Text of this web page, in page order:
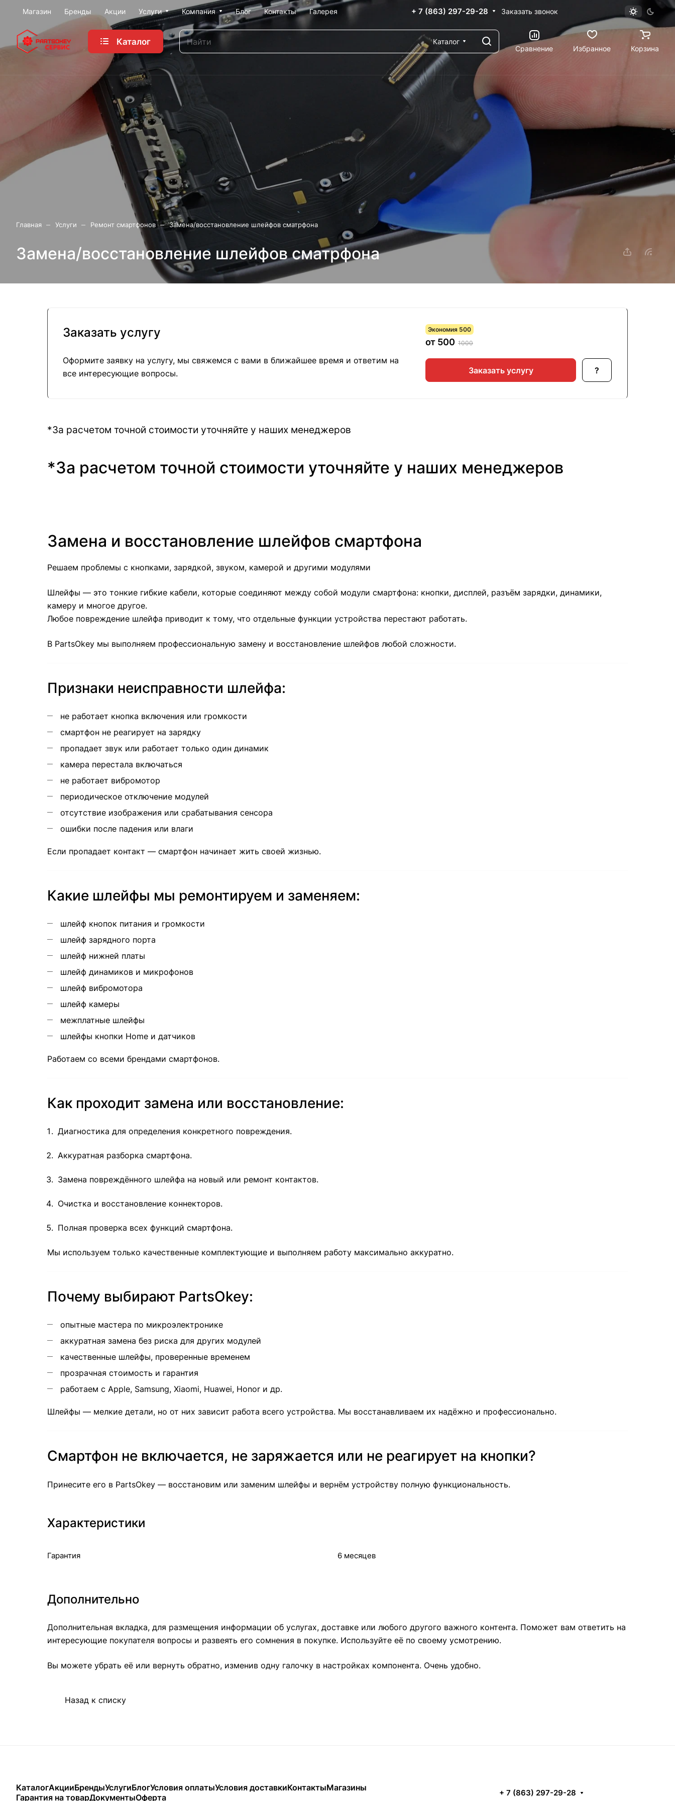
Магазин Бренды Акции Услуги Компания Блог Контакты Галерея + 7 (863) 297-29-28 Заказать звонок
Каталог
Каталог
Сравнение
Избранное Корзина
Главная – Услуги – Ремонт смартфонов – Замена/восстановление шлейфов сматрфона
Замена/восстановление шлейфов сматрфона
Заказать услугу
Оформите заявку на услугу, мы свяжемся с вами в ближайшее время и ответим на
все интересующие вопросы.
Экономия 500
от 500 1000
Заказать услугу ?
*За расчетом точной стоимости уточняйте у наших менеджеров
*За расчетом точной стоимости уточняйте у наших менеджеров
Замена и восстановление шлейфов смартфона
Решаем проблемы с кнопками, зарядкой, звуком, камерой и другими модулями
Шлейфы — это тонкие гибкие кабели, которые соединяют между собой модули смартфона: кнопки, дисплей, разъём зарядки, динамики,
камеру и многое другое.
Любое повреждение шлейфа приводит к тому, что отдельные функции устройства перестают работать.
В PartsOkey мы выполняем профессиональную замену и восстановление шлейфов любой сложности.
Признаки неисправности шлейфа:
не работает кнопка включения или громкости
смартфон не реагирует на зарядку
пропадает звук или работает только один динамик
камера перестала включаться
не работает вибромотор
периодическое отключение модулей
отсутствие изображения или срабатывания сенсора
ошибки после падения или влаги
Если пропадает контакт — смартфон начинает жить своей жизнью.
Какие шлейфы мы ремонтируем и заменяем:
шлейф кнопок питания и громкости
шлейф зарядного порта
шлейф нижней платы
шлейф динамиков и микрофонов
шлейф вибромотора
шлейф камеры
межплатные шлейфы
шлейфы кнопки Home и датчиков
Работаем со всеми брендами смартфонов.
Как проходит замена или восстановление:
Диагностика для определения конкретного повреждения.
Аккуратная разборка смартфона.
Замена повреждённого шлейфа на новый или ремонт контактов.
Очистка и восстановление коннекторов.
Полная проверка всех функций смартфона.
Мы используем только качественные комплектующие и выполняем работу максимально аккуратно.
Почему выбирают PartsOkey:
опытные мастера по микроэлектронике
аккуратная замена без риска для других модулей
качественные шлейфы, проверенные временем
прозрачная стоимость и гарантия
работаем с Apple, Samsung, Xiaomi, Huawei, Honor и др.
Шлейфы — мелкие детали, но от них зависит работа всего устройства. Мы восстанавливаем их надёжно и профессионально.
Смартфон не включается, не заряжается или не реагирует на кнопки?
Принесите его в PartsOkey — восстановим или заменим шлейфы и вернём устройству полную функциональность.
Характеристики
Гарантия 6 месяцев
Дополнительно
Дополнительная вкладка, для размещения информации об услугах, доставке или любого другого важного контента. Поможет вам ответить на
интересующие покупателя вопросы и развеять его сомнения в покупке. Используйте её по своему усмотрению.
Вы можете убрать её или вернуть обратно, изменив одну галочку в настройках компонента. Очень удобно.
Назад к списку
КаталогАкцииБрендыУслугиБлогУсловия оплатыУсловия доставкиКонтактыМагазины
Гарантия на товарДокументыОферта + 7 (863) 297-29-28